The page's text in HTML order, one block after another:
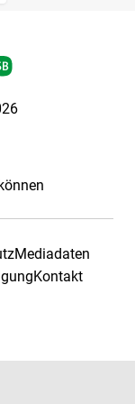
Mediadaten
Kontakt